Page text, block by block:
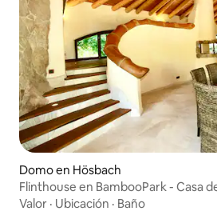
Domo en Hösbach
Flinthouse en BambooPark - Casa
-
Valor · Ubicación · Baño